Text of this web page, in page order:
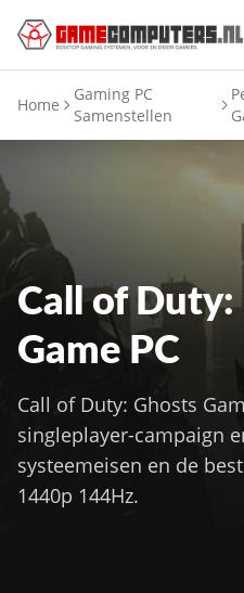
Home
Gaming PC
Samenstellen
Call of Duty:
Game PC
Call of Duty: Ghosts
singleplayer-campaign
systeemeisen en de
1440p 144Hz.